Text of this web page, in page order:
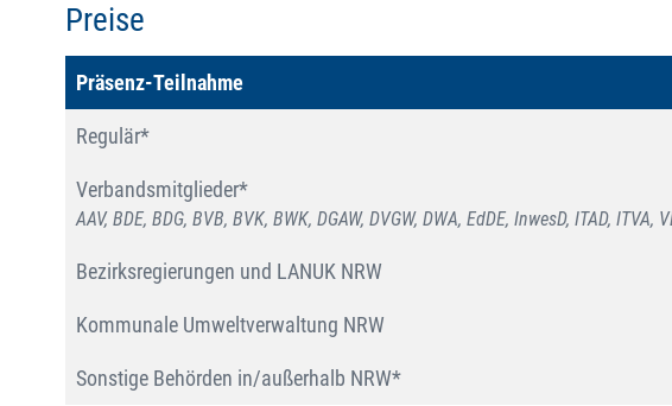
Preise
Präsenz-Teilnahme
Regulär*
Verbandsmitglieder*
AAV, BDE, BDG, BVB, BVK, BWK, DGAW, DVGW, DWA, EdDE, InwesD, ITAD,
Bezirksregierungen und LANUK NRW
Kommunale Umweltverwaltung NRW
Sonstige Behörden in/außerhalb NRW*